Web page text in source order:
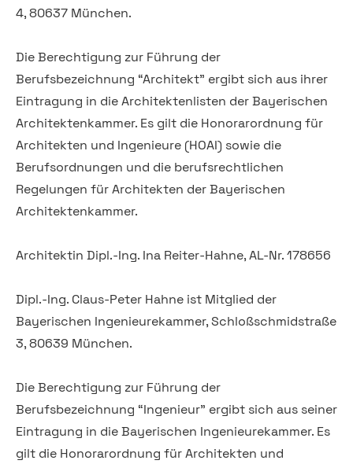
4, 80637 München.
Die Berechtigung zur Führung der
Berufsbezeichnung “Architekt” ergibt sich aus ihrer
Eintragung in die Architektenlisten der Bayerischen
Architektenkammer. Es gilt die Honorarordnung für
Architekten und Ingenieure (HOAI) sowie die
Berufsordnungen und die berufsrechtlichen
Regelungen für Architekten der Bayerischen
Architektenkammer.
Architektin Dipl.-Ing. Ina Reiter-Hahne, AL-Nr. 178656
Dipl.-Ing. Claus-Peter Hahne ist Mitglied der
Bayerischen Ingenieurekammer, Schloßschmidstraße
3, 80639 München.
Die Berechtigung zur Führung der
Berufsbezeichnung “Ingenieur” ergibt sich aus seiner
Eintragung in die Bayerischen Ingenieurekammer. Es
gilt die Honorarordnung für Architekten und